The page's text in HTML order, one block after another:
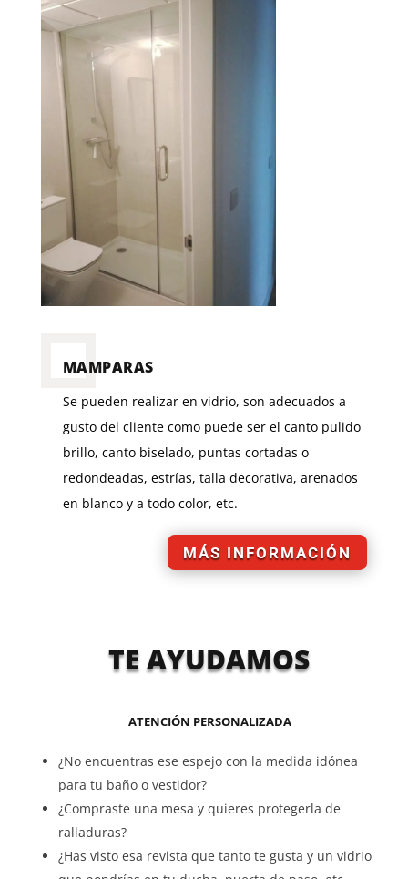
MAMPARAS
Se pueden realizar en vidrio, son adecuados a
gusto del cliente como puede ser el canto pulido
brillo, canto biselado, puntas cortadas o
redondeadas, estrías, talla decorativa, arenados
en blanco y a todo color, etc.
MÁS INFORMACIÓN
TE AYUDAMOS
ATENCIÓN PERSONALIZADA
¿No encuentras ese espejo con la medida idónea
para tu baño o vestidor?
¿Compraste una mesa y quieres protegerla de
ralladuras?
¿Has visto esa revista que tanto te gusta y un vidrio